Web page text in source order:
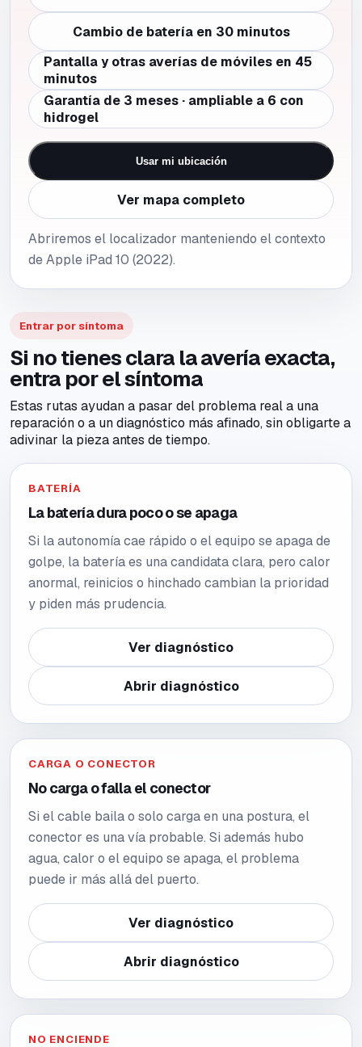
Cambio de batería en 30 minutos
Pantalla y otras averías de móviles en 45
minutos
Garantía de 3 meses · ampliable a 6 con
hidrogel
Usar mi ubicación
Ver mapa completo
Abriremos el localizador manteniendo el contexto
de Apple iPad 10 (2022).
Entrar por síntoma
Si no tienes clara la avería exacta,
entra por el síntoma
Estas rutas ayudan a pasar del problema real a una
reparación o a un diagnóstico más afinado, sin obligarte a
adivinar la pieza antes de tiempo.
BATERÍA
La batería dura poco o se apaga
Si la autonomía cae rápido o el equipo se apaga de
golpe, la batería es una candidata clara, pero calor
anormal, reinicios o hinchado cambian la prioridad
y piden más prudencia.
Ver diagnóstico
Abrir diagnóstico
CARGA O CONECTOR
No carga o falla el conector
Si el cable baila o solo carga en una postura, el
conector es una vía probable. Si además hubo
agua, calor o el equipo se apaga, el problema
puede ir más allá del puerto.
Ver diagnóstico
Abrir diagnóstico
NO ENCIENDE